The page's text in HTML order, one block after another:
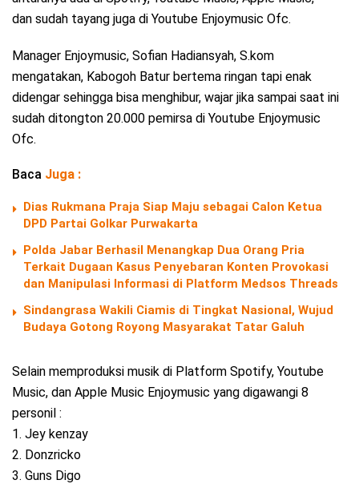
dan sudah tayang juga di Youtube Enjoymusic Ofc.
Manager Enjoymusic, Sofian Hadiansyah, S.kom
mengatakan, Kabogoh Batur bertema ringan tapi enak
didengar sehingga bisa menghibur, wajar jika sampai saat ini
sudah ditongton 20.000 pemirsa di Youtube Enjoymusic
Ofc.
Baca Juga :
Dias Rukmana Praja Siap Maju sebagai Calon Ketua
DPD Partai Golkar Purwakarta
Polda Jabar Berhasil Menangkap Dua Orang Pria
Terkait Dugaan Kasus Penyebaran Konten Provokasi
dan Manipulasi Informasi di Platform Medsos Threads
Sindangrasa Wakili Ciamis di Tingkat Nasional, Wujud
Budaya Gotong Royong Masyarakat Tatar Galuh
Selain memproduksi musik di Platform Spotify, Youtube
Music, dan Apple Music Enjoymusic yang digawangi 8
personil :
1. Jey kenzay
2. Donzricko
3. Guns Digo